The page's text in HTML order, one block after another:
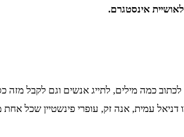
אינסטגרם.
כמה מילים, לתייג אנשים וגם לקבל מזה
עמית, אנה זק, עופרי פינשטיין שכל